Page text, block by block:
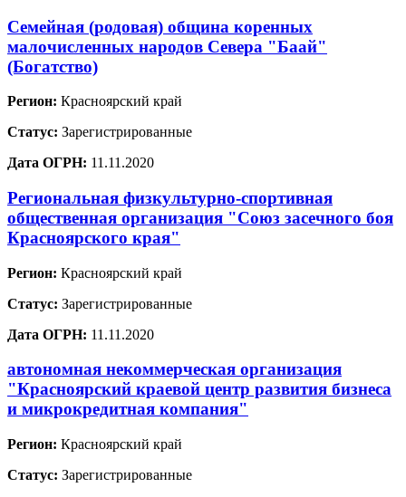
Семейная (родовая) община коренных
малочисленных народов Севера "Баай"
(Богатство)
Регион: Красноярский край
Статус: Зарегистрированные
Дата ОГРН: 11.11.2020
Региональная физкультурно-спортивная
общественная организация "Союз засечного боя
Красноярского края"
Регион: Красноярский край
Статус: Зарегистрированные
Дата ОГРН: 11.11.2020
автономная некоммерческая организация
"Красноярский краевой центр развития бизнеса
и микрокредитная компания"
Регион: Красноярский край
Статус: Зарегистрированные